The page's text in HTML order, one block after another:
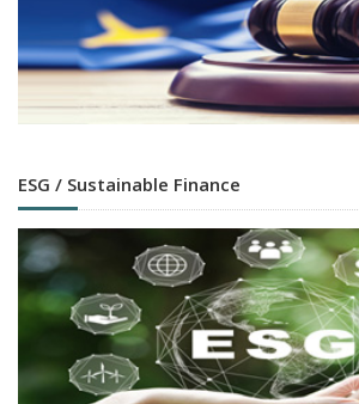
ESG / Sustainable Finance